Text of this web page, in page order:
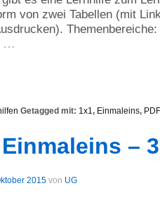
von zwei Tabellen (mit
…
Getagged mit: 1x1, Einmaleins, PDF
–
2015 von UG